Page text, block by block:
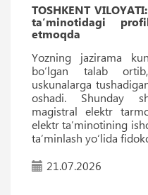
TOSHKENT
ta’minotidagi
etmoqda
Yozning jazirama
bo‘lgan talab
uskunalarga
oshadi. Shunday
magistral elektr
elektr ta’minotining
ta’minlash yo‘lida
21.07.2026